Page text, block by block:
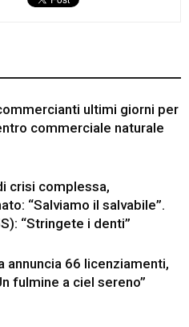
ultimi giorni per
commerciale naturale
crisi complessa,
“Salviamo il salvabile”.
“Stringete i denti”
annuncia 66 licenziamenti,
fulmine a ciel sereno”